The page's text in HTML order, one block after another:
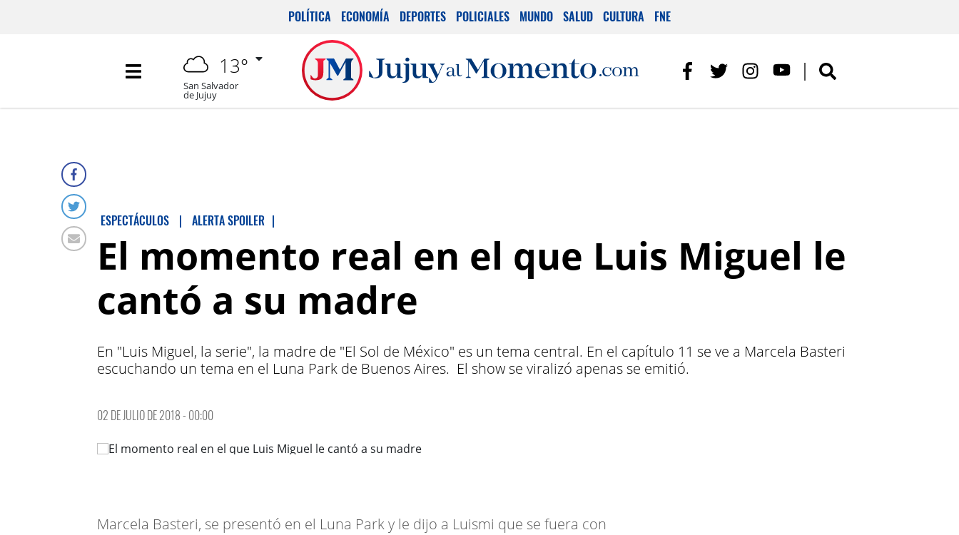
POLÍTICA ECONOMÍA DEPORTES POLICIALES MUNDO SALUD CULTURA FNE
13°
San Salvador
de Jujuy
ESPECTÁCULOS | ALERTA SPOILER |
El momento real en el que Luis Miguel le
cantó a su madre
En "Luis Miguel, la serie", la madre de "El Sol de México" es un tema central. En el capítulo 11 se ve a Marcela Basteri
escuchando un tema en el Luna Park de Buenos Aires. El show se viralizó apenas se emitió.
02 DE JULIO DE 2018 - 00:00
Marcela Basteri, se presentó en el Luna Park y le dijo a Luismi que se fuera con